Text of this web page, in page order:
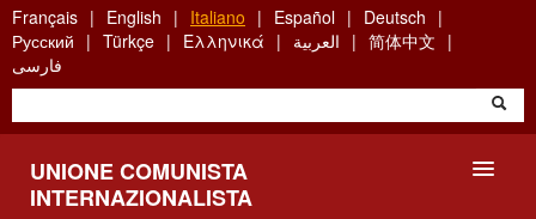
Skip
to
main
content
Français English Italiano Español
Deutsch
Русский
Türkçe Ελληνικά العربية
简体中文
فارسی
UNIONE COMUNISTA
INTERNAZIONALISTA